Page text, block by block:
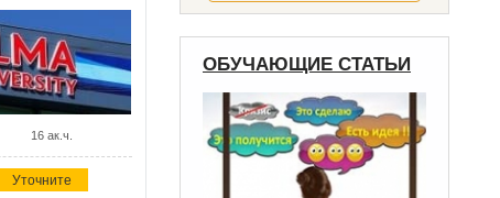
16 ак.ч.
Уточните
ОБУЧАЮЩИЕ СТАТЬИ